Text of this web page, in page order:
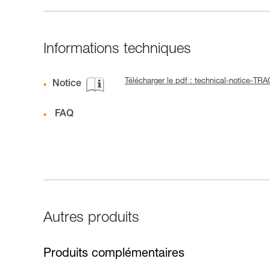
Informations techniques
Notice Télécharger le pdf : technical-notice-
FAQ
Autres produits
Produits complémentaires